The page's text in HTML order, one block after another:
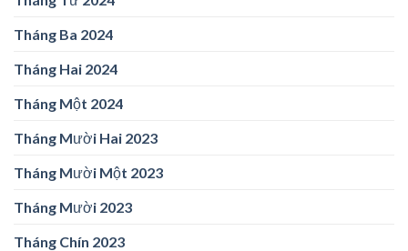
Tháng Ba 2024
Tháng Hai 2024
Tháng Một 2024
Tháng Mười Hai 2023
Tháng Mười Một 2023
Tháng Mười 2023
Tháng Chín 2023